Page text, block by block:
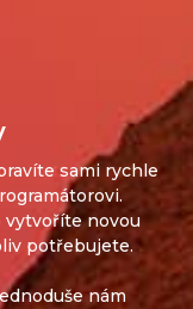
sami rychle
vytvoříte novou
potřebujete.
nám